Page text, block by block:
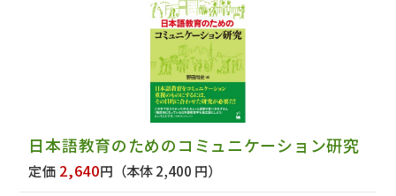
日本語教育のためのコミュニケーション研究
定価 2,640円 （本体 2,400 円）